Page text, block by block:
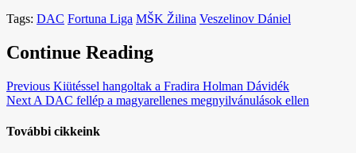
Tags: DAC Fortuna Liga MŠK Žilina Veszelinov Dániel
Continue Reading
Previous Kiütéssel hangoltak a Fradira Holman Dávidék
Next A DAC fellép a magyarellenes megnyilvánulások ellen
További cikkeink